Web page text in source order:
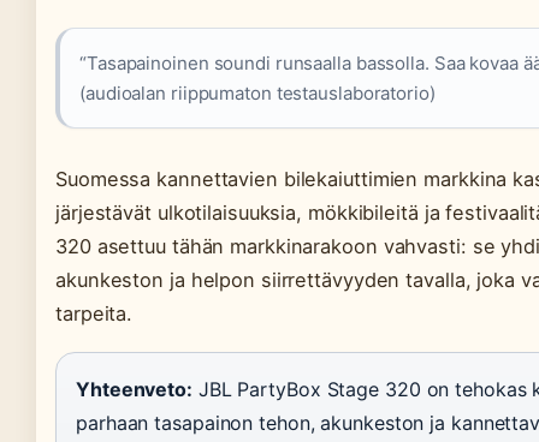
“Tasapainoinen soundi runsaalla bassolla. Saa kovaa
(audioalan riippumaton testauslaboratorio)
Suomessa kannettavien bilekaiuttimien markkina
järjestävät ulkotilaisuuksia, mökkibileitä ja
320 asettuu tähän markkinarakoon vahvasti: se
akunkeston ja helpon siirrettävyyden tavalla, joka
tarpeita.
Yhteenveto: JBL PartyBox Stage 320 on tehokas
parhaan tasapainon tehon, akunkeston ja